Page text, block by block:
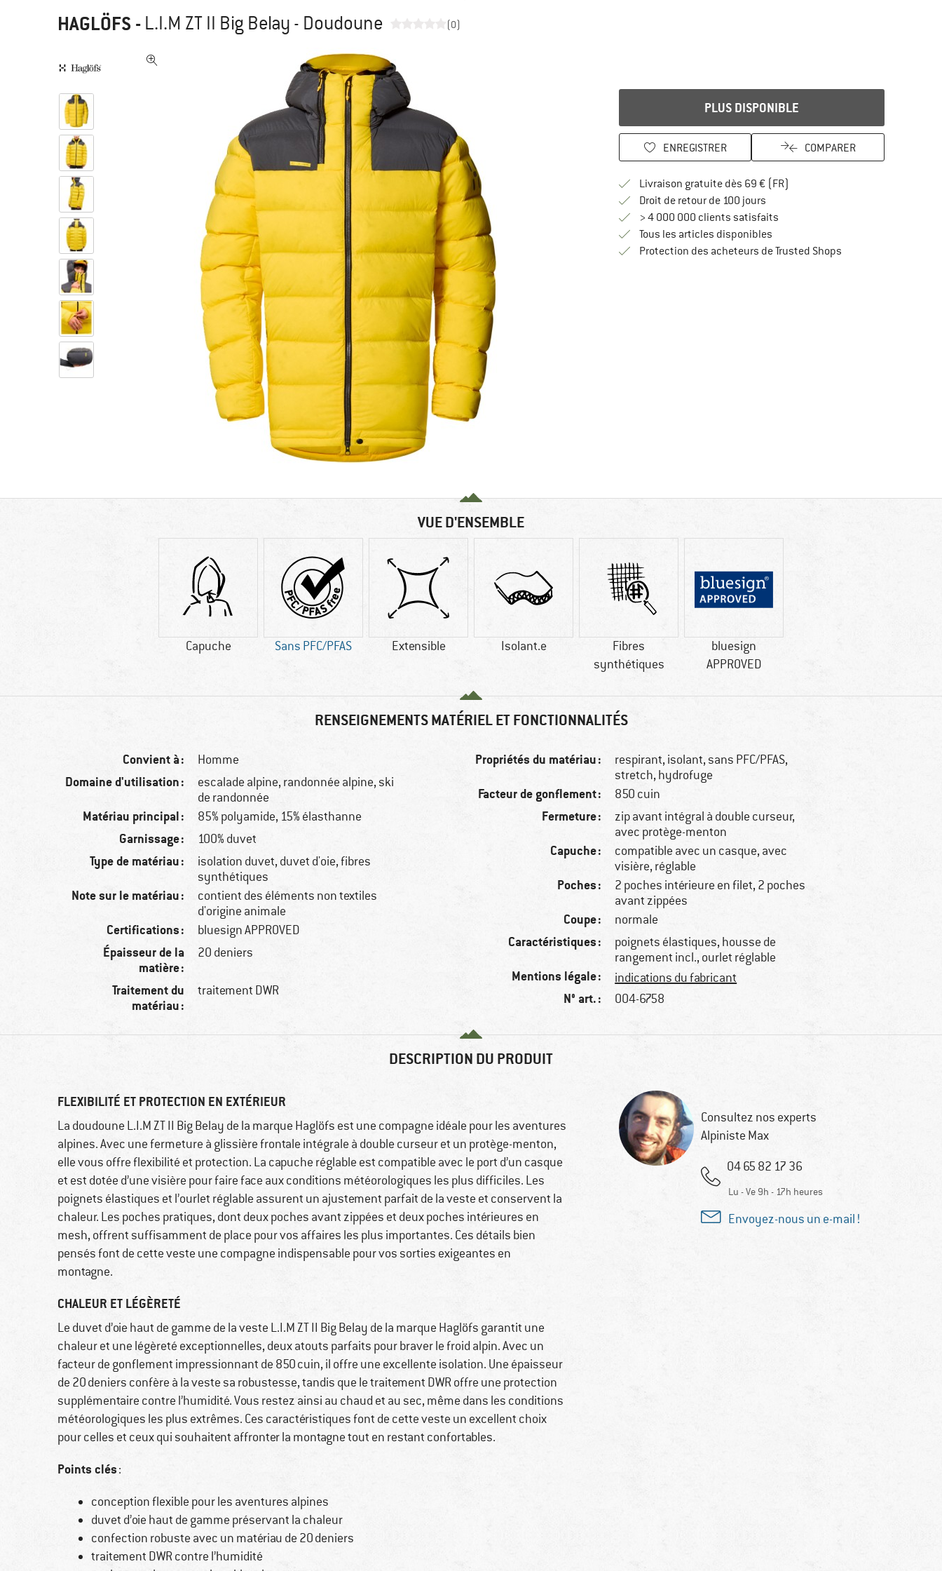
HAGLÖFS - L.I.M ZT II Big Belay - Doudoune (0)
PLUS DISPONIBLE
ENREGISTRER COMPARER
Livraison gratuite dès 69 € (FR)
Droit de retour de 100 joursTrouve les informations de
> 4 000 000 clients satisfaits
Tous les articles disponibles
Protection des acheteurs de Trusted ShopsTrouve toutes les
VUE D'ENSEMBLE
Capuche Sans PFC/PFAS Extensible Isolant.e
Fibres
synthétiques
bluesign
APPROVED
RENSEIGNEMENTS MATÉRIEL ET FONCTIONNALITÉS
Convient à : Homme
Domaine d'utilisation :
escalade alpine, randonnée alpine, ski
de randonnée
Matériau principal : 85% polyamide, 15% élasthanne
Garnissage : 100% duvet
Type de matériau :
isolation duvet, duvet d'oie, fibres
synthétiques
Note sur le matériau :
contient des éléments non textiles
d'origine animale
Certifications : bluesign APPROVED
Épaisseur de la
matière :
20 deniers
Traitement du
matériau :
traitement DWR
Propriétés du matériau :
respirant, isolant, sans PFC/PFAS,
stretch, hydrofuge
Facteur de gonflement : 850 cuin
Fermeture :
zip avant intégral à double curseur,
avec protège-menton
Capuche :
compatible avec un casque, avec
visière, réglable
Poches :
2 poches intérieure en filet, 2 poches
avant zippées
Coupe : normale
Caractéristiques :
poignets élastiques, housse de
rangement incl., ourlet réglable
Mentions légale : indications du fabricant
N° art. : 004-6758
DESCRIPTION DU PRODUIT
FLEXIBILITÉ ET PROTECTION EN EXTÉRIEUR
La doudoune L.I.M ZT II Big Belay de la marque Haglöfs est une compagne idéale pour les aventures
alpines. Avec une fermeture à glissière frontale intégrale à double curseur et un protège-menton,
elle vous offre flexibilité et protection. La capuche réglable est compatible avec le port d’un casque
et est dotée d’une visière pour faire face aux conditions météorologiques les plus difficiles. Les
poignets élastiques et l’ourlet réglable assurent un ajustement parfait de la veste et conservent la
chaleur. Les poches pratiques, dont deux poches avant zippées et deux poches intérieures en
mesh, offrent suffisamment de place pour vos affaires les plus importantes. Ces détails bien
pensés font de cette veste une compagne indispensable pour vos sorties exigeantes en
montagne.
CHALEUR ET LÉGÈRETÉ
Le duvet d’oie haut de gamme de la veste L.I.M ZT II Big Belay de la marque Haglöfs garantit une
chaleur et une légèreté exceptionnelles, deux atouts parfaits pour braver le froid alpin. Avec un
facteur de gonflement impressionnant de 850 cuin, il offre une excellente isolation. Une épaisseur
de 20 deniers confère à la veste sa robustesse, tandis que le traitement DWR offre une protection
supplémentaire contre l’humidité. Vous restez ainsi au chaud et au sec, même dans les conditions
météorologiques les plus extrêmes. Ces caractéristiques font de cette veste un excellent choix
pour celles et ceux qui souhaitent affronter la montagne tout en restant confortables.
Points clés:
conception flexible pour les aventures alpines
duvet d’oie haut de gamme préservant la chaleur
confection robuste avec un matériau de 20 deniers
traitement DWR contre l’humidité
Consultez nos experts
Alpiniste Max
04 65 82 17 36
Lu - Ve 9h - 17h heures
Envoyez-nous un e-mail !